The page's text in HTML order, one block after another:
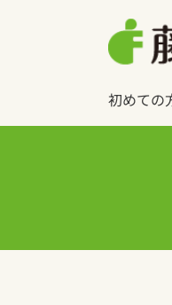
初めての